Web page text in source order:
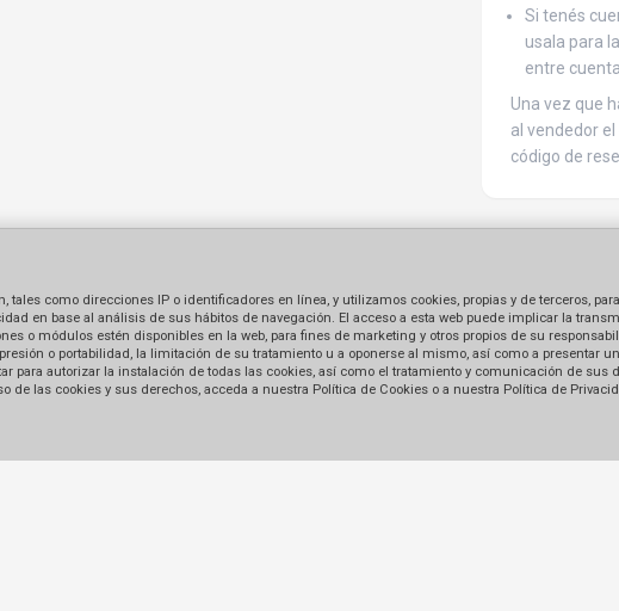
Si tenés
usala para
entre
Una vez que
al vendedor
código de
tales como direcciones IP o identificadores en línea, y utilizamos cookies, propias y de terceros,
en base al análisis de sus hábitos de navegación. El acceso a esta web puede implicar la
o módulos estén disponibles en la web, para fines de marketing y otros propios de su
o portabilidad, la limitación de su tratamiento u a oponerse al mismo, así como a presentar
para autorizar la instalación de todas las cookies, así como el tratamiento y comunicación de sus
de las cookies y sus derechos, acceda a nuestra Política de Cookies o a nuestra Política de